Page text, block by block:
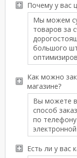
Почему у вас
Мы можем
товаров за
большого
Как можно
магазине?
Вы можете
способ
по
Есть ли у вас